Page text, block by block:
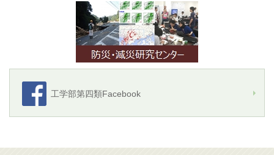
工学部第四類Facebook